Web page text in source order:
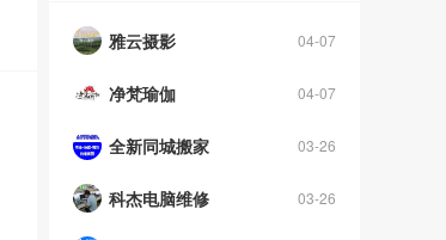
04-07
雅云摄影
04-07
净梵瑜伽
03-26
全新同城搬家
03-26
科杰电脑维修